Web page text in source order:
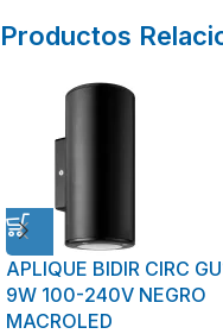
Productos
APLIQUE BIDIR CIRC
9W 100-240V NEGRO
MACROLED